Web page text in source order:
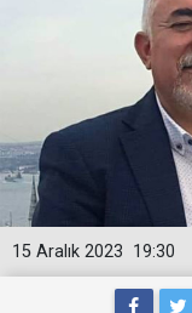
19:30
15 Aralık 2023